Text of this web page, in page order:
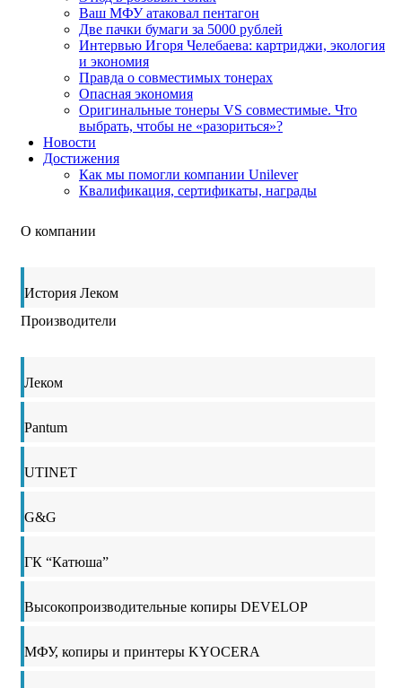
Ваш МФУ атаковал пентагон
Две пачки бумаги за 5000 рублей
Интервью Игоря Челебаева: картриджи, экология
и экономия
Правда о совместимых тонерах
Опасная экономия
Оригинальные тонеры VS совместимые. Что
выбрать, чтобы не «разориться»?
Новости
Достижения
Как мы помогли компании Unilever
Квалификация, сертификаты, награды
О компании
История Леком
Производители
Леком
Pantum
UTINET
G&G
ГК “Катюша”
Высокопроизводительные копиры DEVELOP
МФУ, копиры и принтеры KYOCERA